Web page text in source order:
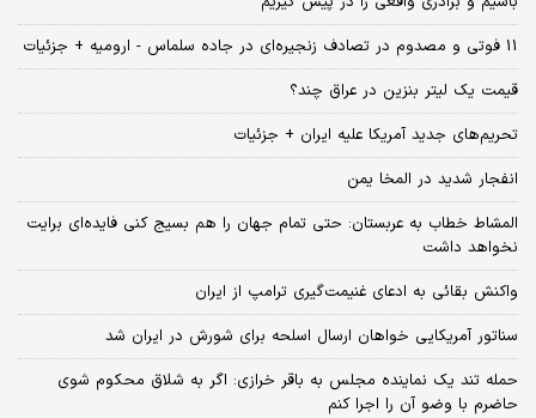
11 فوتی و مصدوم در تصادف زنجیره‌ای در جاده سلماس - ارومیه + جزئیات
قیمت یک لیتر بنزین در عراق چند؟
تحریم‌های جدید آمریکا علیه ایران + جزئیات
انفجار شدید در المخا یمن
المشاط خطاب به عربستان: حتی تمام جهان را هم بسیج کنی فایده‌ای برایت
نخواهد داشت
واکنش بقائی به ادعای غنیمت‌گیری ترامپ از ایران
سناتور آمریکایی خواهان ارسال اسلحه برای شورش در ایران شد
حمله تند یک نماینده مجلس به باقر خرازی: اگر به شلاق محکوم شوی
حاضرم با وضو آن را اجرا کنم